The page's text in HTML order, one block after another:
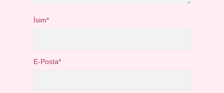
İsim*
E-Posta*